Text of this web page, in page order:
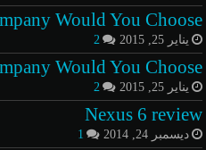
Would You Choose?
يناير 25, 2015 2
Would You Choose?
يناير 25, 2015 2
Nexus 6 review
ديسمبر 24, 2014 1